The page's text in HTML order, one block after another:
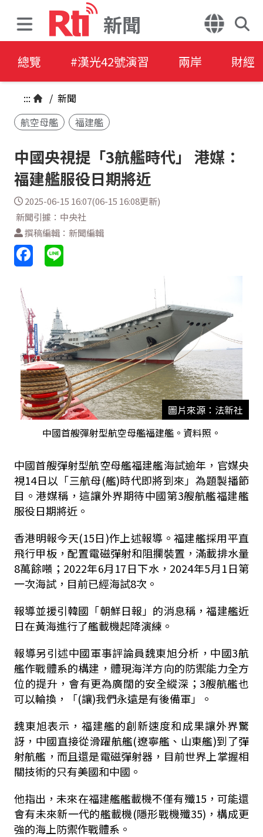
新聞
總覽 #漢光42號演習 兩岸 財經
::: / 新聞
航空母艦
福建艦
中國央視提「3航艦時代」 港媒：
福建艦服役日期將近
2025-06-15 16:07(06-15 16:08更新)
新聞引據：中央社
撰稿編輯：新聞編輯
圖片來源：法新社
中國首艘彈射型航空母艦福建艦。資料照。
中國首艘彈射型航空母艦福建艦海試逾年，官媒央
視14日以「三航母(艦)時代即將到來」為題製播節
目。港媒稱，這讓外界期待中國第3艘航艦福建艦
服役日期將近。
香港明報今天(15日)作上述報導。福建艦採用平直
飛行甲板，配置電磁彈射和阻攔裝置，滿載排水量
8萬餘噸；2022年6月17日下水，2024年5月1日第
一次海試，目前已經海試8次。
報導並援引韓國「朝鮮日報」的消息稱，福建艦近
日在黃海進行了艦載機起降演練。
報導另引述中國軍事評論員魏東旭分析，中國3航
艦作戰體系的構建，體現海洋方向的防禦能力全方
位的提升，會有更為廣闊的安全縱深；3艘航艦也
可以輪換，「(讓)我們永遠是有後備軍」。
魏東旭表示，福建艦的創新速度和成果讓外界驚
訝，中國直接從滑躍航艦(遼寧艦、山東艦)到了彈
射航艦，而且還是電磁彈射器，目前世界上掌握相
關技術的只有美國和中國。
他指出，未來在福建艦艦載機不僅有殲15，可能還
會有未來新一代的艦載機(隱形戰機殲35)，構成更
強的海上防禦作戰體系。